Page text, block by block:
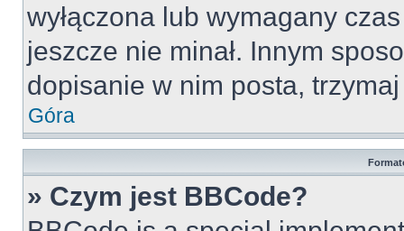
wyłączona lub wymagany
jeszcze nie minał. Innym
dopisanie w nim posta,
Góra
» Czym jest BBCode?